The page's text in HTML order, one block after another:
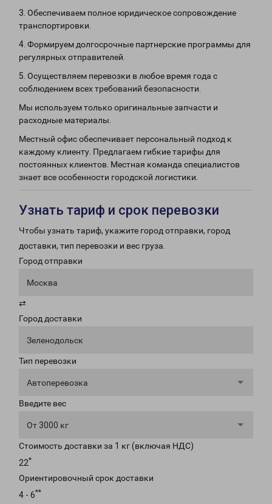
3. Обеспечиваем полное юридическое сопровождение
транспортировки.
4. Формируем долгосрочные партнерские программы для
регулярных отправителей.
5. Осуществляем перевозки в любое время года с
соблюдением всех требований безопасности.
Мы используем только оригинальные запчасти и
расходные материалы.
Местный офис обеспечивает персональный подход к
каждому клиенту. Предлагаем гибкие тарифы для
постоянных клиентов. Местная команда специалистов
знает все особенности городской логистики.
Узнать тариф и срок перевозки
Чтобы узнать тариф, укажите город отправки, город
доставки, тип перевозки и вес груза.
Город отправки
Москва
⇄
Город доставки
Зеленодольск
Тип перевозки
Автоперевозка
Введите вес
От 3000 кг
Стоимость доставки за 1 кг (включая НДС)
22*
Ориентировочный срок доставки
4 - 6**